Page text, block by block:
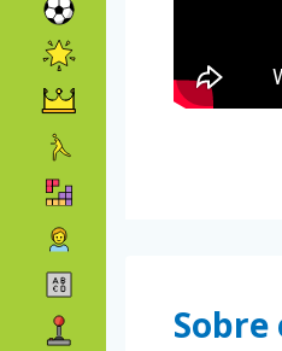
Sobre